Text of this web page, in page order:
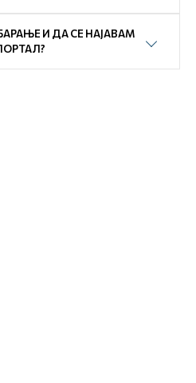
И ДА СЕ НАЈАВАМ